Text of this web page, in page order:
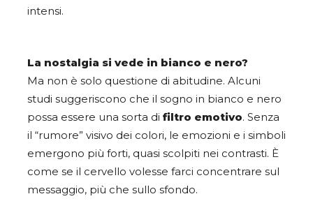
intensi.
La nostalgia si vede in bianco e nero?
Ma non è solo questione di abitudine. Alcuni
studi suggeriscono che il sogno in bianco e nero
possa essere una sorta di filtro emotivo. Senza
il “rumore” visivo dei colori, le emozioni e i simboli
emergono più forti, quasi scolpiti nei contrasti. È
come se il cervello volesse farci concentrare sul
messaggio, più che sullo sfondo.